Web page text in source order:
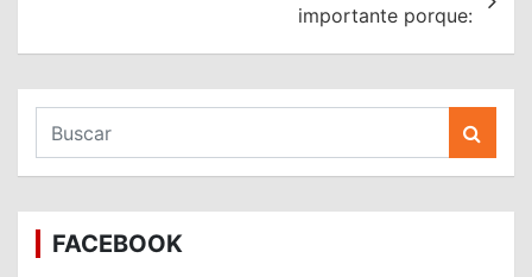
importante porque:
s
c
a
r
FACEBOOK